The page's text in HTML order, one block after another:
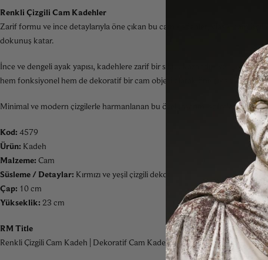
Renkli Çizgili Cam Kadehler
Zarif formu ve ince detaylarıyla öne çıkan bu cam kadehler, klasik cam
dokunuş katar.
İnce ve dengeli ayak yapısı, kadehlere zarif bir siluet kazandırırken; geniş
hem fonksiyonel hem de dekoratif bir cam objesi olarak öne çıkar.
Minimal ve modern çizgilerle harmanlanan bu özel tasarım, sofralarda
Kod: 4579
Ürün: Kadeh
Malzeme: Cam
Süsleme / Detaylar: Kırmızı ve yeşil çizgili dekor
Çap: 10 cm
Yükseklik: 23 cm
RM Title
Renkli Çizgili Cam Kadeh | Dekoratif Cam Kadehler | Kod 4579